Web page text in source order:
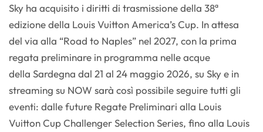
Sky ha acquisito i diritti di trasmissione della 38ª
edizione della Louis Vuitton America’s Cup. In attesa
del via alla “Road to Naples” nel 2027, con la prima
regata preliminare in programma nelle acque
della Sardegna dal 21 al 24 maggio 2026, su Sky e in
streaming su NOW sarà così possibile seguire tutti gli
eventi: dalle future Regate Preliminari alla Louis
Vuitton Cup Challenger Selection Series, fino alla Louis